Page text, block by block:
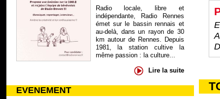
Radio locale, libre et
indépendante, Radio Rennes
émet sur le bassin rennais et
au-delà, dans un rayon de 30
km autour de Rennes. Depuis
1981, la station cultive la
même passion : la culture...
Lire la suite
EVENEMENT